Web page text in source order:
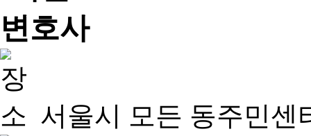
서울시 모든 동주민센